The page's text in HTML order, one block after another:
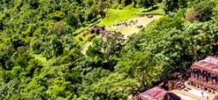
Bảo tàng Điêu khắc Chăm Đà Nẵng
Chợ Hàn
Chùa Linh Ứng - Sơn Trà
Giáo xứ chính tòa Đà Nẵng
Ngũ Hành Sơn